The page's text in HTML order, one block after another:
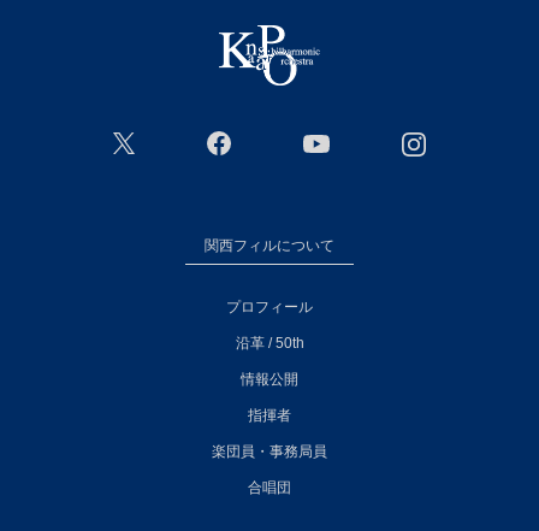
関西フィルについて
プロフィール
沿革 / 50th
情報公開
指揮者
楽団員・事務局員
合唱団